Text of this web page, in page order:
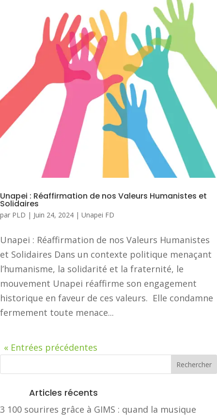
Unapei : Réaffirmation de nos Valeurs Humanistes et
Solidaires
par PLD | Juin 24, 2024 | Unapei FD
Unapei : Réaffirmation de nos Valeurs Humanistes
et Solidaires Dans un contexte politique menaçant
l’humanisme, la solidarité et la fraternité, le
mouvement Unapei réaffirme son engagement
historique en faveur de ces valeurs. Elle condamne
fermement toute menace...
« Entrées précédentes
Articles récents
3 100 sourires grâce à GIMS : quand la musique